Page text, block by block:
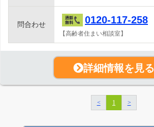
問合わせ 0120-117-258
【高齢者住まい相談室】
詳細情報を見る
< 1 >